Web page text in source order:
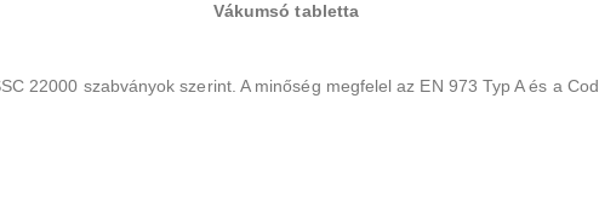
Vákumsó tabletta
22000 szabványok szerint. A minőség megfelel az EN 973 Typ A és a